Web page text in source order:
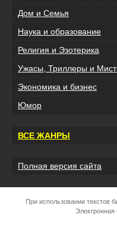
Дом и Семья
Наука и образование
Религия и Эзотерика
Ужасы, Триллеры и
Экономика и бизнес
Юмор
ВСЕ ЖАНРЫ
Полная версия сайта
При использовании текстов
Электронная